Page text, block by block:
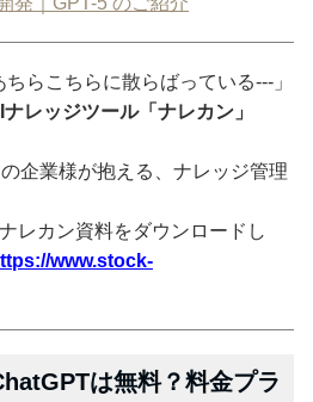
ちらこちらに散らばっている---」
レッジツール「ナレカン」
企業様が抱える、ナレッジ管理
レカン資料をダウンロードし
www.stock-
は無料？料金プラ